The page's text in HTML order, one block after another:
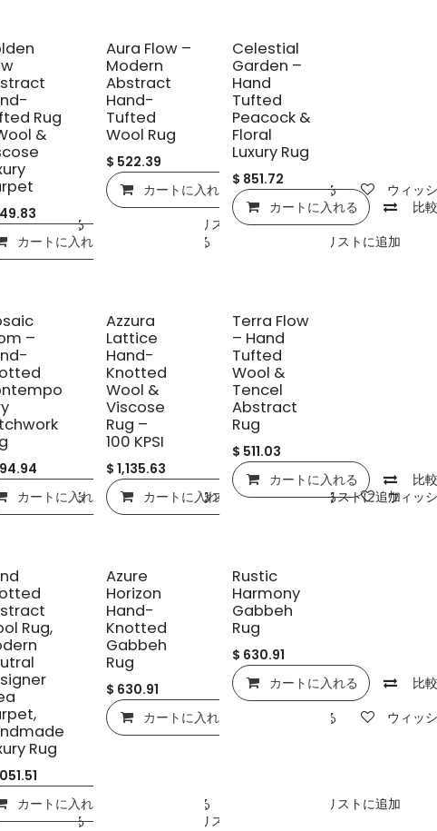
比較する ウィッシュリストに追加
!
Rug
&
カートに入れる
比較する ウィッシュリストに追加
新規!
Aura Flow –
Modern
Abstract
Hand-
Tufted
Wool Rug
$ 522.39
カートに入れる
比較する ウィッ
新規!
Celestial
Garden –
Hand
Tufted
Peacock &
Floral
Luxury Rug
$ 851.72
カートに入れる
比
比較する ウィッシュリストに追加
! –
カートに入れる
比較する ウィッシュリストに追加
新規!
Azzura
Lattice
Hand-
Knotted
Wool &
Viscose
Rug –
100 KPSI
$ 1,135.63
カートに入れる
比較する ウィッ
新規!
Terra Flow
– Hand
Tufted
Wool &
Tencel
Abstract
Rug
$ 511.03
カートに入れる
比
比較する ウィッシュリストに追加
Rug,
Rug
カートに入れる
比較する ウィッシュリストに追加
Azure
Horizon
Hand-
Knotted
Gabbeh
Rug
$ 630.91
カートに入れる
比較する ウィッ
Rustic
Harmony
Gabbeh
Rug
$ 630.91
カートに入れる
比